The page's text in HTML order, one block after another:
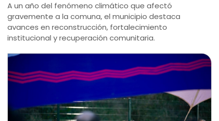
A un año del fenómeno climático que afectó
gravemente a la comuna, el municipio destaca
avances en reconstrucción, fortalecimiento
institucional y recuperación comunitaria.